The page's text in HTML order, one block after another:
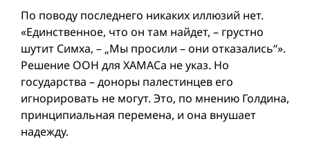
По поводу последнего никаких иллюзий нет.
«Единственное, что он там найдет, – грустно
шутит Симха, – „Мы просили – они отказались“».
Решение ООН для ХАМАСа не указ. Но
государства – доноры палестинцев его
игнорировать не могут. Это, по мнению Голдина,
принципиальная перемена, и она внушает
надежду.